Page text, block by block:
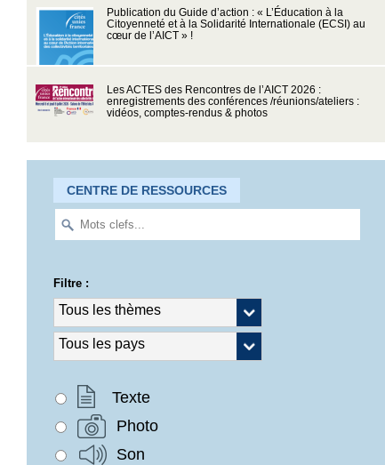
Publication du Guide d’action : « L’Éducation à la
Citoyenneté et à la Solidarité Internationale (ECSI) au
cœur de l’AICT » !
Les ACTES des Rencontres de l’AICT 2026 :
enregistrements des conférences /réunions/ateliers :
vidéos, comptes-rendus & photos
CENTRE DE RESSOURCES
Filtre :
Texte
Photo
Son